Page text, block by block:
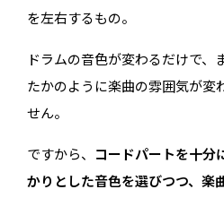
を左右するもの。
ドラムの音色が変わるだけで、
たかのように楽曲の雰囲気が変
せん。
ですから、 コードパートを十分
かりとした音色を選びつつ、楽